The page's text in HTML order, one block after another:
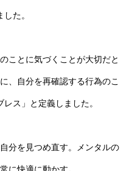
た。
ことに気づくことが大切だと
、自分を再確認する行為のこ
ス」と定義しました。
分を見つめ直す。メンタルの